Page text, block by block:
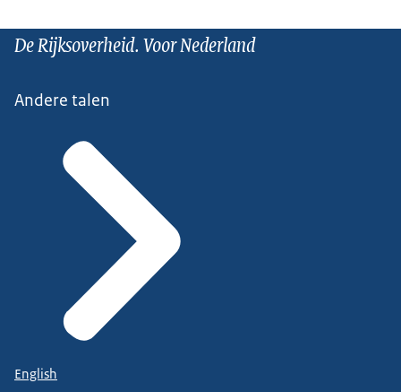
De Rijksoverheid. Voor Nederland
Andere talen
English